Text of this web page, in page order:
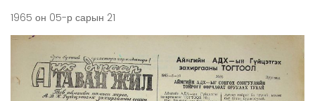
1965 он 05-р сарын 21